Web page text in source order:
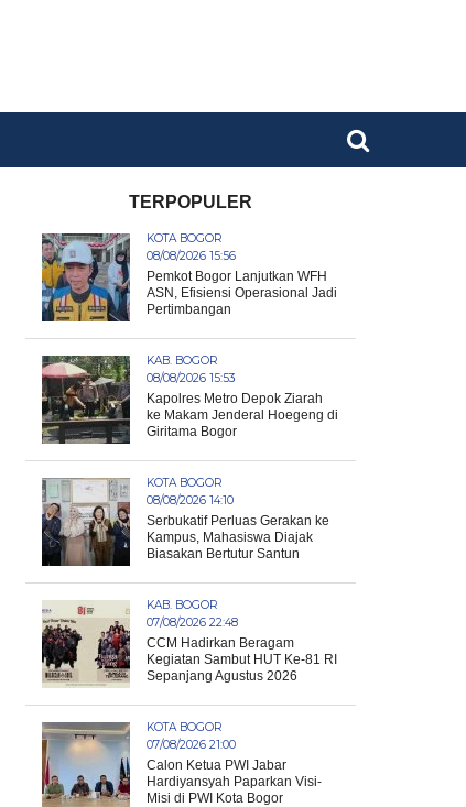
TERPOPULER
KOTA BOGOR
08/08/2026 15:56
Pemkot Bogor Lanjutkan WFH
ASN, Efisiensi Operasional Jadi
Pertimbangan
KAB. BOGOR
08/08/2026 15:53
Kapolres Metro Depok Ziarah
ke Makam Jenderal Hoegeng di
Giritama Bogor
KOTA BOGOR
08/08/2026 14:10
Serbukatif Perluas Gerakan ke
Kampus, Mahasiswa Diajak
Biasakan Bertutur Santun
KAB. BOGOR
07/08/2026 22:48
CCM Hadirkan Beragam
Kegiatan Sambut HUT Ke-81 RI
Sepanjang Agustus 2026
KOTA BOGOR
07/08/2026 21:00
Calon Ketua PWI Jabar
Hardiyansyah Paparkan Visi-
Misi di PWI Kota Bogor